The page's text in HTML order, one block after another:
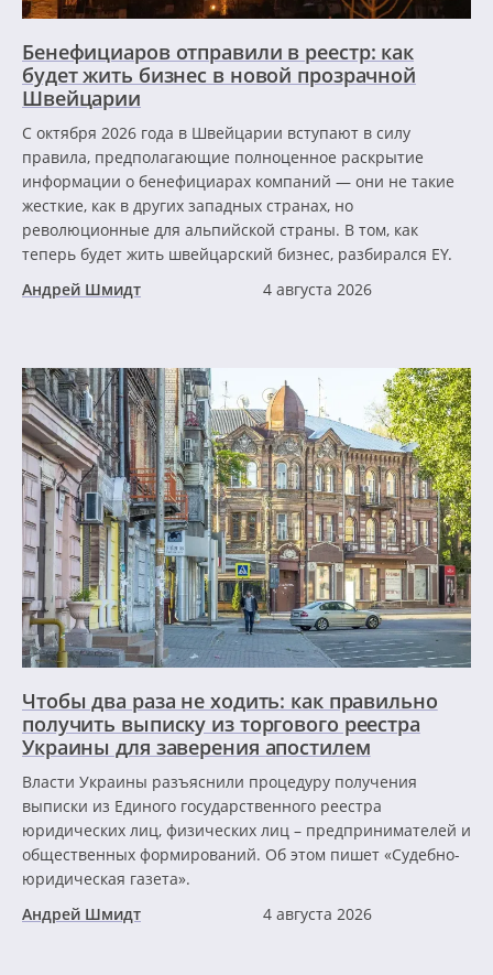
Бенефициаров отправили в реестр: как
будет жить бизнес в новой прозрачной
Швейцарии
С октября 2026 года в Швейцарии вступают в силу
правила, предполагающие полноценное раскрытие
информации о бенефициарах компаний — они не такие
жесткие, как в других западных странах, но
революционные для альпийской страны. В том, как
теперь будет жить швейцарский бизнес, разбирался EY.
Андрей Шмидт
4 августа 2026
Чтобы два раза не ходить: как правильно
получить выписку из торгового реестра
Украины для заверения апостилем
Власти Украины разъяснили процедуру получения
выписки из Единого государственного реестра
юридических лиц, физических лиц – предпринимателей и
общественных формирований. Об этом пишет «Судебно-
юридическая газета».
Андрей Шмидт
4 августа 2026